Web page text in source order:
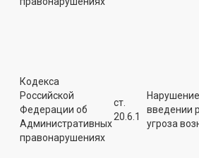
Кодекса
Российской
Федерации об
Административных
правонарушениях
ст.
20.6.1
введении
угроза